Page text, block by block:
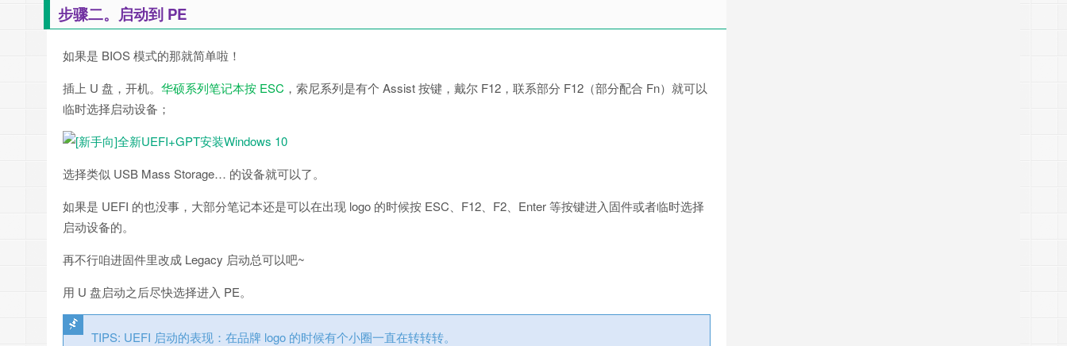
步骤二。启动到 PE
如果是 BIOS 模式的那就简单啦！
插上 U 盘，开机。 华硕系列笔记本按 ESC ，索尼系列是有个 Assist 按键，戴尔 F12，联系部分 F12（部分配合 Fn）就可以
临时选择启动设备；
选择类似 USB Mass Storage… 的设备就可以了。
如果是 UEFI 的也没事，大部分笔记本还是可以在出现 logo 的时候按 ESC、F12、F2、Enter 等按键进入固件或者临时选择
启动设备的。
再不行咱进固件里改成 Legacy 启动总可以吧~
用 U 盘启动之后尽快选择进入 PE。
TIPS: UEFI 启动的表现：在品牌 logo 的时候有个小圈一直在转转转。